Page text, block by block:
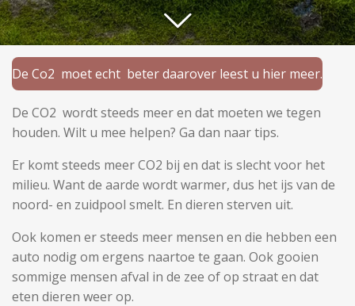
De Co2 moet echt beter daarover leest u hier meer.
De CO2 wordt steeds meer en dat moeten we tegen
houden. Wilt u mee helpen? Ga dan naar tips.
Er komt steeds meer CO2 bij en dat is slecht voor het
milieu. Want de aarde wordt warmer, dus het ijs van de
noord- en zuidpool smelt. En dieren sterven uit.
Ook komen er steeds meer mensen en die hebben een
auto nodig om ergens naartoe te gaan. Ook gooien
sommige mensen afval in de zee of op straat en dat
eten dieren weer op.